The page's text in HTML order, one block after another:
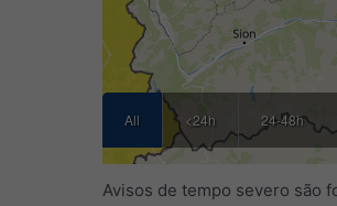
All <24h 24-48h
Avisos de tempo severo são